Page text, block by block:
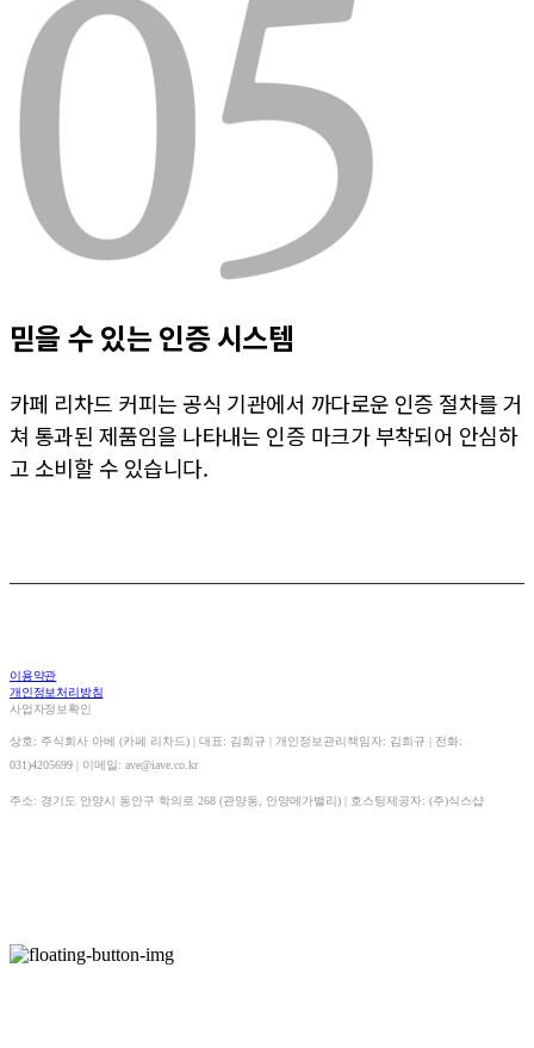
믿을 수 있는 인증 시스템
카페 리차드 커피는 공식 기관에서 까다로운 인증 절차를 거
쳐 통과된 제품임을 나타내는 인증 마크가 부착되어 안심하
고 소비할 수 있습니다.
이용약관
개인정보처리방침
사업자정보확인
상호: 주식회사 아베 (카페 리차드) | 대표: 김희규 | 개인정보관리책임자: 김희규 | 전화:
031)4205699 | 이메일: ave@iave.co.kr
주소: 경기도 안양시 동안구 학의로 268 (관양동, 안양메가밸리) | 호스팅제공자: (주)식스샵